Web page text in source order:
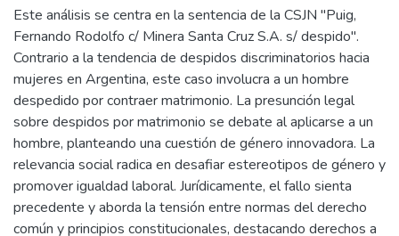
Este análisis se centra en la sentencia de la CSJN "Puig,
Fernando Rodolfo c/ Minera Santa Cruz S.A. s/ despido".
Contrario a la tendencia de despidos discriminatorios hacia
mujeres en Argentina, este caso involucra a un hombre
despedido por contraer matrimonio. La presunción legal
sobre despidos por matrimonio se debate al aplicarse a un
hombre, planteando una cuestión de género innovadora. La
relevancia social radica en desafiar estereotipos de género y
promover igualdad laboral. Jurídicamente, el fallo sienta
precedente y aborda la tensión entre normas del derecho
común y principios constitucionales, destacando derechos a